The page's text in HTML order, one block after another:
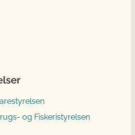
og Fiskeristyrelsen